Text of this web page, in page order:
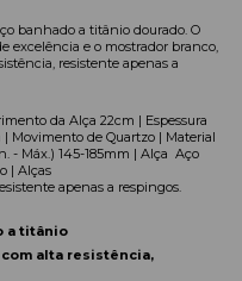
banhado a titânio dourado. O
excelência e o mostrador branco,
resistente apenas a
da Alça 22cm | Espessura
Movimento de Quartzo | Material
- Máx.) 145-185mm | Alça Aço
| Alças
apenas a respingos.
a titânio
alta resistência,